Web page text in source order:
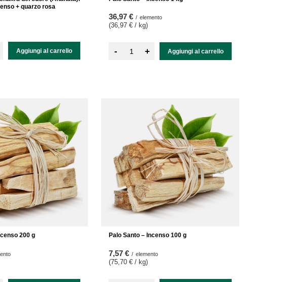
+ quarzo rosa
Aggiungi al carrello
36,97 € / elemento
(36,97 € / kg)
- + Aggiungi al carrello
200 g Palo Santo – Incenso 100 g
7,57 € / elemento
(75,70 € / kg)